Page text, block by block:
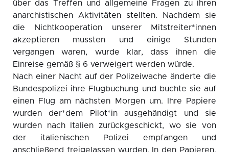
über das Treffen und allgemeine Fragen zu ihren
anarchistischen Aktivitäten stellten. Nachdem sie
die Nichtkooperation unserer Mitstreiter*innen
akzeptieren mussten und einige Stunden
vergangen waren, wurde klar, dass ihnen die
Einreise gemäß § 6 verweigert werden würde.
Nach einer Nacht auf der Polizeiwache änderte die
Bundespolizei ihre Flugbuchung und buchte sie auf
einen Flug am nächsten Morgen um. Ihre Papiere
wurden der*dem Pilot*in ausgehändigt und sie
wurden nach Italien zurückgeschickt, wo sie von
der italienischen Polizei empfangen und
anschließend freigelassen wurden. In den Papieren,